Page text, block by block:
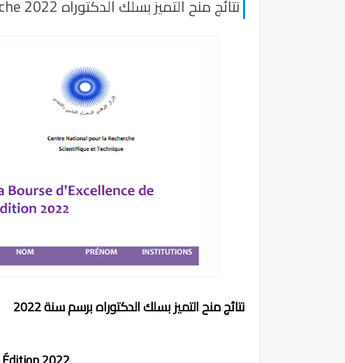
نتائج منح التميز بسلك الدكتوراه 2022 Bourse d’Excellence de Recherche
نتائج منح التميز بسلك الدكتوراه برسم سنة 2022